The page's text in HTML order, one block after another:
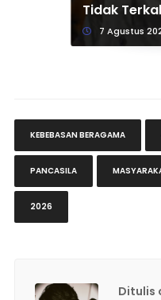
Tidak
7 Agustus
KEBEBASAN BERAGAMA
PANCASILA
2026
Ditulis